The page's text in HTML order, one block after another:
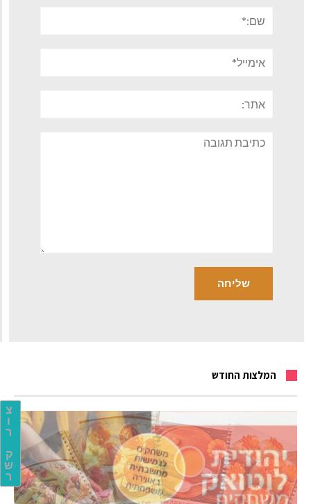
צ
ו
ר
ק
ש
ר
תגובה
המלצות החודש